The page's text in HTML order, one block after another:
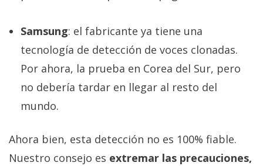
Samsung: el fabricante ya tiene una
tecnología de detección de voces clonadas.
Por ahora, la prueba en Corea del Sur, pero
no debería tardar en llegar al resto del
mundo.
Ahora bien, esta detección no es 100% fiable.
Nuestro consejo es extremar las precauciones,